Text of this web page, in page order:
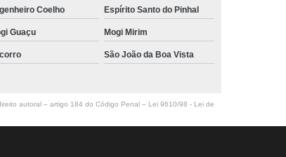
Coelho Espírito Santo do Pinhal
Guaçu Mogi Mirim
São João da Boa Vista
autoral – artigo 184 do Código Penal – Lei 9610/98 - Lei de